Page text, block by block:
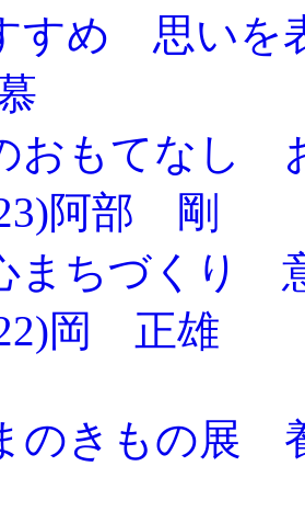
すめ 思いを
おもてなし
阿部 剛
まちづくり
岡 正雄
のきもの展